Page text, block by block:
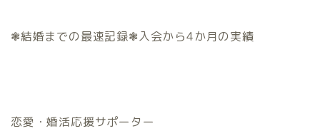
❃結婚までの最速記録❃入会から4か月の実績
恋愛・婚活応援サポーター